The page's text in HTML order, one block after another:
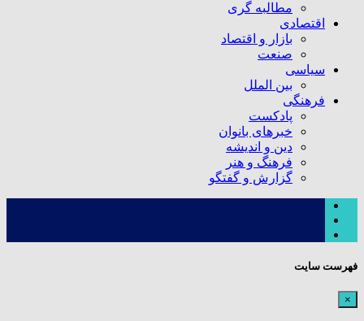
مطالبه گری
اقتصادی
بازار و اقتصاد
صنعت
سیاسی
بین الملل
فرهنگی
پادکست
خبرهای بانوان
دین و اندیشه
فرهنگ و هنر
گزارش و گفتگو
فهرست سایت
×